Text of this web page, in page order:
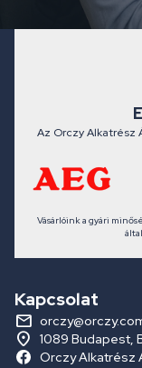
Az Orczy Alkatrész
Vásárlóink a gyári
Kapcsolat
1089 Budapest,
Orczy Alkatrész